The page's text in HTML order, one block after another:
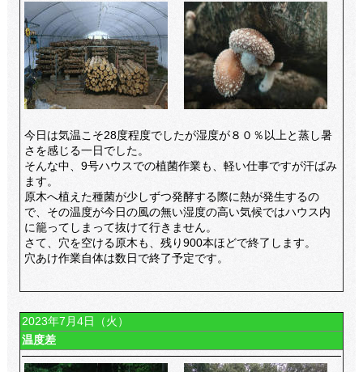
今日は気温こそ28度程度でしたが湿度が８０％以上と蒸し暑
さを感じる一日でした。
そんな中、9号ハウスでの植菌作業も、軽い仕事ですが汗ばみ
ます。
原木へ植えた種菌が少しずつ発酵する際に熱が発生するの
で、その温度が今日の風の無い湿度の高い気候ではハウス内
に籠ってしまって抜けて行きません。
さて、穴を空ける原木も、残り900本ほどで終了します。
穴あけ作業自体は数日で終了予定です。
2023年7月4日（火）
温度差